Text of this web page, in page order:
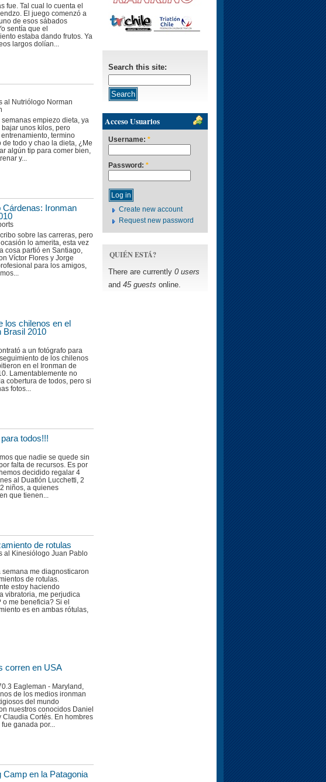
fue. Tal cual lo cuenta el
El juego comenzó a
de esos sábados
sentía que el
estaba dando frutos. Ya
largos dolían...
al Nutriólogo Norman
semanas empiezo dieta, ya
unos kilos, pero
termino
de todo y chao la dieta, ¿Me
algún tip para comer bien,
y...
Cárdenas: Ironman
sobre las carreras, pero
lo amerita, esta vez
cosa partió en Santiago,
Víctor Flores y Jorge
para los amigos,
los chilenos en el
Brasil 2010
a un fotógrafo para
de los chilenos
en el Ironman de
Lamentablemente no
cobertura de todos, pero si
fotos...
todos!!!
que nadie se quede sin
falta de recursos. Es por
decidido regalar 4
al Duatlón Lucchetti, 2
niños, a quienes
que tienen...
de rotulas
al Kinesiólogo Juan Pablo
semana me diagnosticaron
de rotulas.
estoy haciendo
vibratoria, me perjudica
o me beneficia? Si el
es en ambas rótulas,
corren en USA
Eagleman - Maryland,
de los medios ironman
del mundo
nuestros conocidos Daniel
Claudia Cortés. En hombres
ganada por...
Camp en la Patagonia
Search this site:
Acceso Usuarios
Username: *
Password: *
Create new account
Request new password
QUIÉN ESTÁ?
There are currently 0 users
and 45 guests online.